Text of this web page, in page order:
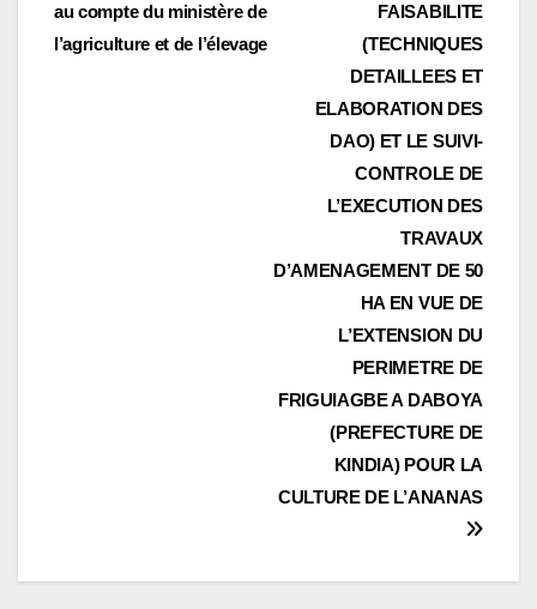
FAISABILITE
(TECHNIQUES
DETAILLEES ET
ELABORATION DES
DAO) ET LE SUIVI-
CONTROLE DE
L’EXECUTION DES
TRAVAUX
D’AMENAGEMENT DE 50
HA EN VUE DE
L’EXTENSION DU
PERIMETRE DE
FRIGUIAGBE A DABOYA
(PREFECTURE DE
KINDIA) POUR LA
CULTURE DE L’ANANAS
au compte du ministère de
l’agriculture et de l’élevage